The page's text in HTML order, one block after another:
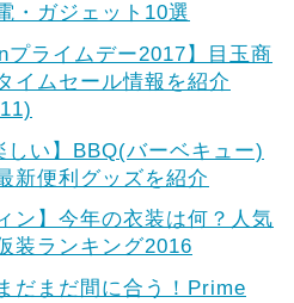
・ガジェット10選
プライムデー2017】目玉商
イムセール情報を紹介
しい】BBQ(バーベキュー)
新便利グッズを紹介
ン】今年の衣装は何？人気
装ランキング2016
だまだ間に合う！Prime